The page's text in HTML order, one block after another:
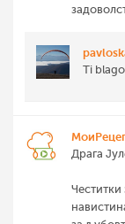
Ti
Драга
Честитки